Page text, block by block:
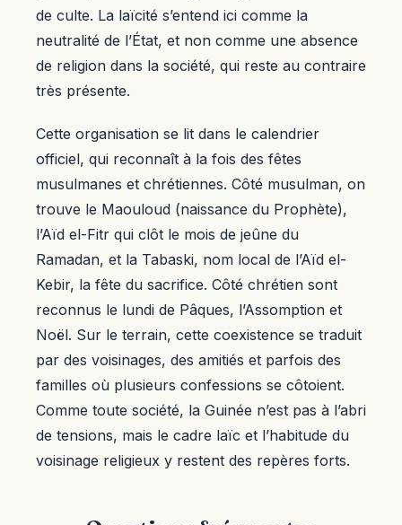
de culte. La laïcité s’entend ici comme la
neutralité de l’État, et non comme une absence
de religion dans la société, qui reste au contraire
très présente.
Cette organisation se lit dans le calendrier
officiel, qui reconnaît à la fois des fêtes
musulmanes et chrétiennes. Côté musulman, on
trouve le Maouloud (naissance du Prophète),
l’Aïd el-Fitr qui clôt le mois de jeûne du
Ramadan, et la Tabaski, nom local de l’Aïd el-
Kebir, la fête du sacrifice. Côté chrétien sont
reconnus le lundi de Pâques, l’Assomption et
Noël. Sur le terrain, cette coexistence se traduit
par des voisinages, des amitiés et parfois des
familles où plusieurs confessions se côtoient.
Comme toute société, la Guinée n’est pas à l’abri
de tensions, mais le cadre laïc et l’habitude du
voisinage religieux y restent des repères forts.